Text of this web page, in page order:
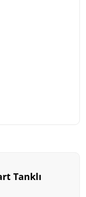
Tanklı